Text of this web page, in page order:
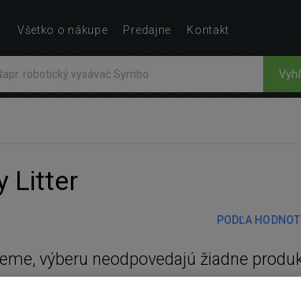
Litter
PODĽA
výberu neodpovedajú žiadne
Všetko o nákupe Predajne Kontakt